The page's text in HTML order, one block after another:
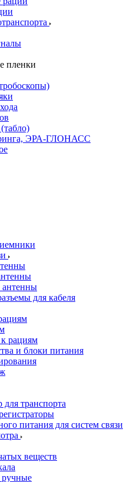
пленки
ЭРА-ГЛОНАСС
антенны
для кабеля
рациям
и блоки питания
для транспорта
питания для систем связи
веществ
ручные